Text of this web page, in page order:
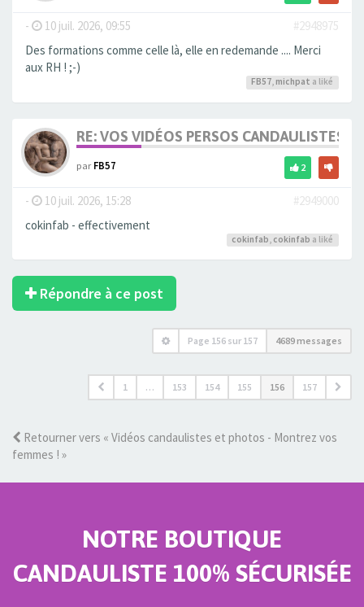
- 10 juil. 2026, 09:55
#2948975
Des formations comme celle là, elle en redemande .... Merci
aux RH ! ;-)
FB57, michpat a liké
RE: VOS VIDÉOS PERSOS CANDAULISTES
parFB57 2
- 10 juil. 2026, 15:28
#2949000
cokinfab - effectivement
cokinfab, cokinfab a liké
Répondre à ce post
Page 156 sur 157 4689 messages
1 … 153 154 155 156 157
Retourner vers « Vidéos candaulistes et photos - Montrez vos
femmes ! »
NOTRE BOUTIQUE
CANDAULISTE 100% SÉCURISÉE